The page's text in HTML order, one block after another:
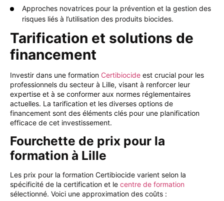
Approches novatrices pour la prévention et la gestion des
risques liés à l’utilisation des produits biocides.
Tarification et solutions de
financement
Investir dans une formation Certibiocide est crucial pour les
professionnels du secteur à Lille, visant à renforcer leur
expertise et à se conformer aux normes réglementaires
actuelles. La tarification et les diverses options de
financement sont des éléments clés pour une planification
efficace de cet investissement.
Fourchette de prix pour la
formation à Lille
Les prix pour la formation Certibiocide varient selon la
spécificité de la certification et le centre de formation
sélectionné. Voici une approximation des coûts :